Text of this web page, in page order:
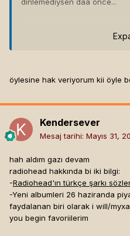
dinlemediysen daa önce...
*grup yaptıı bi interviyuv da
iki taneböyle veşuşekil insan
demiş ki:
her eve bi tane alip oksayip
öylesine hak veriyorum kii öyle
Kendersever
Mesaj tarihi: Mayıs 31,
hah aldım gazı devam
radiohead hakkında bi iki bilgi:
-Radiohead'ın türkçe şarkı
-Yeni albumleri 26 haziranda
faydalanan biri olarak i will/
you begin favoriilerim